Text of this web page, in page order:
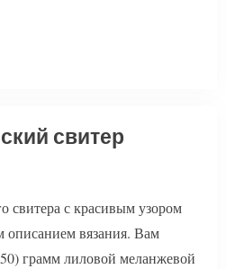
свитер
свитера с красивым узором
описанием вязания. Вам
грамм лиловой меланжевой